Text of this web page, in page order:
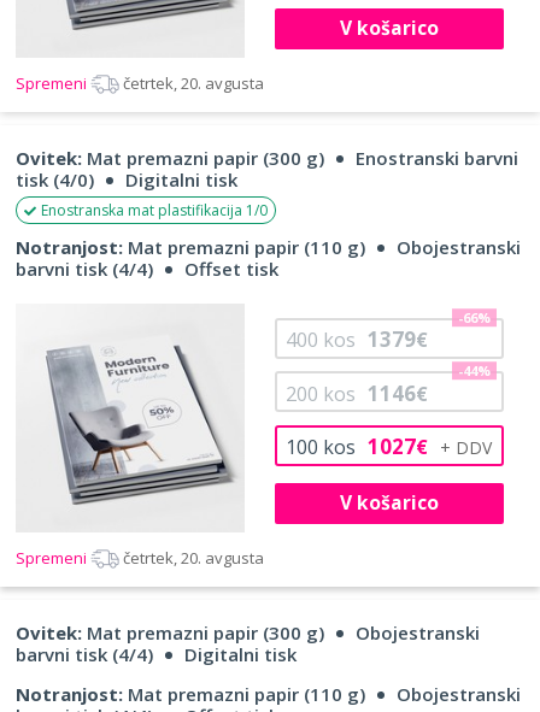
V košarico
Spremeni četrtek, 20. avgusta
Ovitek: Mat premazni papir (300 g)
Enostranski barvni
tisk (4/0)
Digitalni tisk
Enostranska mat plastifikacija 1/0
Notranjost: Mat premazni papir (110 g)
Obojestranski
barvni tisk (4/4)
Offset tisk
100 kos 1027€
200 kos 1146€
-44%
400 kos 1379€
-66%
V košarico
Spremeni četrtek, 20. avgusta
Ovitek: Mat premazni papir (300 g)
Obojestranski
barvni tisk (4/4)
Digitalni tisk
Notranjost: Mat premazni papir (110 g)
Obojestranski